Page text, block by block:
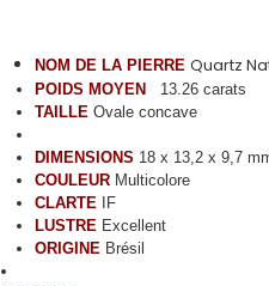
NOM DE LA PIERRE Quartz
POIDS MOYEN
13.26 carats
TAILLE Ovale concave
DIMENSIONS 18 x 13,2 x 9,7
COULEUR Multicolore
CLARTE IF
LUSTRE Excellent
ORIGINE Brésil